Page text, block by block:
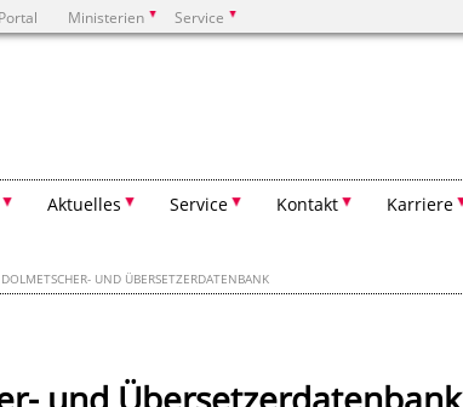
Ministerien Service
Aktuelles Service Kontakt Karriere
DOLMETSCHER- UND ÜBERSETZERDATENBANK